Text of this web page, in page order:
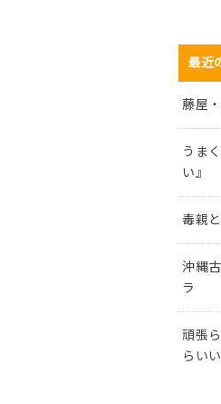
最近
藤屋
うま
い』
毒親
沖縄
ラ
頑張
らい